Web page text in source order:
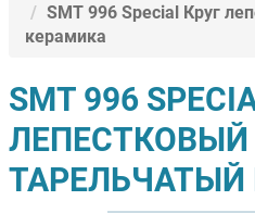
SMT 996 Special Круг
керамика
SMT 996
ЛЕПЕСТКОВЫЙ
ТАРЕЛЬЧАТЫЙ